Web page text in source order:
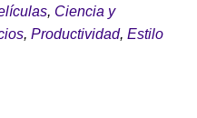
, Ciencia y
, Productividad, Estilo